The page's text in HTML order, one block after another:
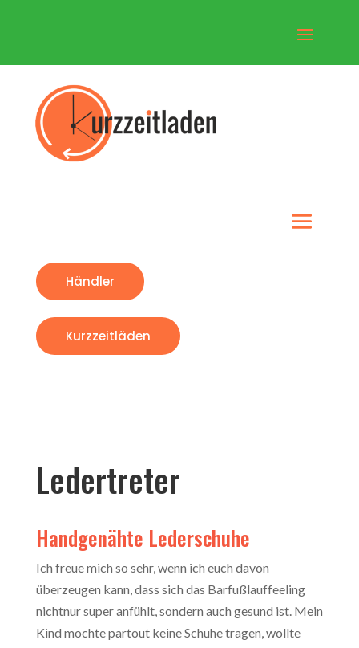
Händler
Kurzzeitläden
Ledertreter
Handgenähte Lederschuhe
Ich freue mich so sehr, wenn ich euch davon
überzeugen kann, dass sich das Barfußlauffeeling
nichtnur super anfühlt, sondern auch gesund ist. Mein
Kind mochte partout keine Schuhe tragen, wollte